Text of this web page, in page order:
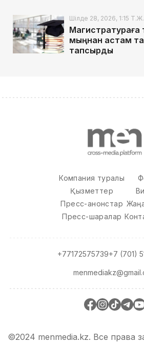
Шілде 28, 2026, 1:15 Т.Ж.
Магистратураға
мыңнан астам
тапсырды
Компания туралы
Қызметтер
Пресс-анонстар
Пресс-шаралар
+77172575739+7 (701)
©2024 menmedia.kz. Все права